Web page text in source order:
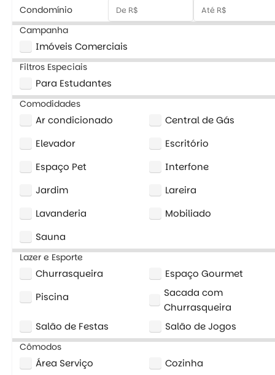
Condomínio
Campanha
Imóveis Comerciais
Filtros Especiais
Para Estudantes
Comodidades
Ar condicionado
Central de Gás
Elevador
Escritório
Espaço Pet
Interfone
Jardim
Lareira
Lavanderia
Mobiliado
Sauna
Lazer e Esporte
Churrasqueira
Espaço Gourmet
Piscina
Sacada com
Churrasqueira
Salão de Festas
Salão de Jogos
Cômodos
Área Serviço
Cozinha